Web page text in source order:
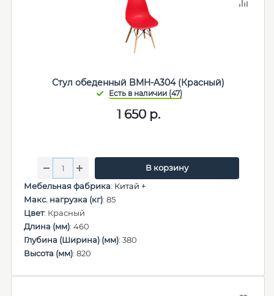
Стул обеденный BMH-A304 (Красный)
1 650р.
В корзину
Мебельная фабрика: Китай +
Макс. нагрузка (кг): 85
Цвет: Красный
Длина (мм): 460
Глубина (Ширина) (мм): 380
Высота (мм): 820